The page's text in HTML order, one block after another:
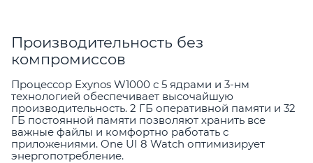
Производительность без
компромиссов
Процессор Exynos W1000 с 5 ядрами и 3-нм
технологией обеспечивает высочайшую
производительность. 2 ГБ оперативной памяти и 32
ГБ постоянной памяти позволяют хранить все
важные файлы и комфортно работать с
приложениями. One UI 8 Watch оптимизирует
энергопотребление.